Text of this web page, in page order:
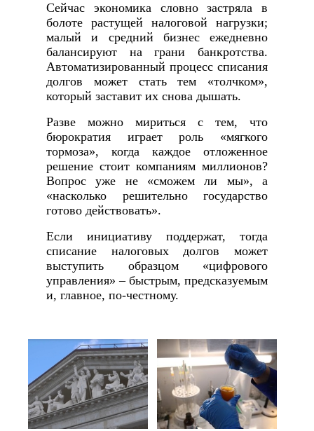
Сейчас экономика словно застряла в
болоте растущей налоговой нагрузки;
малый и средний бизнес ежедневно
балансируют на грани банкротства.
Автоматизированный процесс списания
долгов может стать тем «толчком»,
который заставит их снова дышать.
Разве можно мириться с тем, что
бюрократия играет роль «мягкого
тормоза», когда каждое отложенное
решение стоит компаниям миллионов?
Вопрос уже не «сможем ли мы», а
«насколько решительно государство
готово действовать».
Если инициативу поддержат, тогда
списание налоговых долгов может
выступить образцом «цифрового
управления» – быстрым, предсказуемым
и, главное, по‑честному.